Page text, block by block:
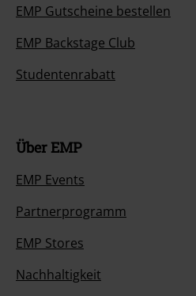
EMP Gutscheine bestellen
EMP Backstage Club
Studentenrabatt
Über EMP
EMP Events
Partnerprogramm
EMP Stores
Nachhaltigkeit